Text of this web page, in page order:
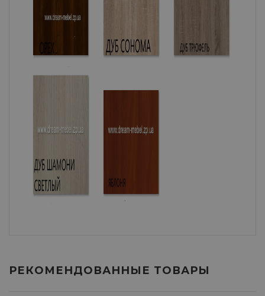
РЕКОМЕНДОВАННЫЕ ТОВАРЫ